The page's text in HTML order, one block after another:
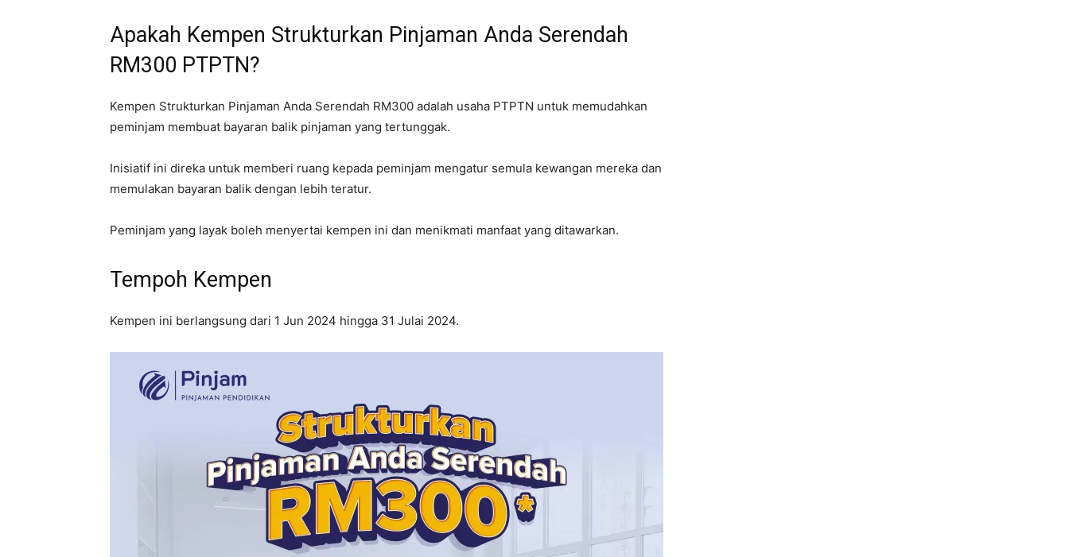
Apakah Kempen Strukturkan Pinjaman Anda Serendah
RM300 PTPTN?
Kempen Strukturkan Pinjaman Anda Serendah RM300 adalah usaha PTPTN untuk memudahkan
peminjam membuat bayaran balik pinjaman yang tertunggak.
Inisiatif ini direka untuk memberi ruang kepada peminjam mengatur semula kewangan mereka dan
memulakan bayaran balik dengan lebih teratur.
Peminjam yang layak boleh menyertai kempen ini dan menikmati manfaat yang ditawarkan.
Tempoh Kempen
Kempen ini berlangsung dari 1 Jun 2024 hingga 31 Julai 2024.